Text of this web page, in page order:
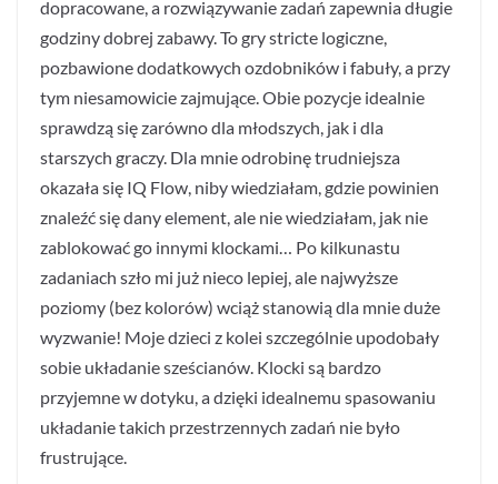
dopracowane, a rozwiązywanie zadań zapewnia długie
godziny dobrej zabawy. To gry stricte logiczne,
pozbawione dodatkowych ozdobników i fabuły, a przy
tym niesamowicie zajmujące. Obie pozycje idealnie
sprawdzą się zarówno dla młodszych, jak i dla
starszych graczy. Dla mnie odrobinę trudniejsza
okazała się IQ Flow, niby wiedziałam, gdzie powinien
znaleźć się dany element, ale nie wiedziałam, jak nie
zablokować go innymi klockami… Po kilkunastu
zadaniach szło mi już nieco lepiej, ale najwyższe
poziomy (bez kolorów) wciąż stanowią dla mnie duże
wyzwanie! Moje dzieci z kolei szczególnie upodobały
sobie układanie sześcianów. Klocki są bardzo
przyjemne w dotyku, a dzięki idealnemu spasowaniu
układanie takich przestrzennych zadań nie było
frustrujące.